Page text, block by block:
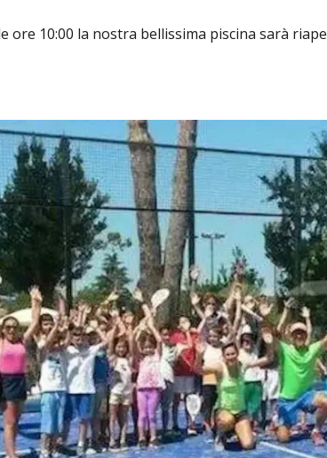
ore 10:00 la nostra bellissima piscina sarà